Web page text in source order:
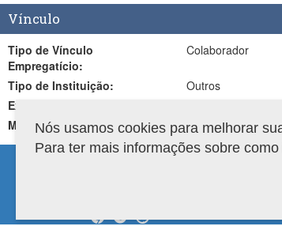
Vínculo
Tipo de Vínculo
Empregatício:
Colaborador
Tipo de Instituição:
Outros
Mesma Área de Atuação:
Sim
Nós usamos cookies para melhorar
Para ter mais informações sobre